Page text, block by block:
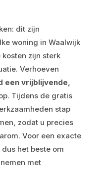
dit zijn
woning in Waalwijk
zijn sterk
Verhoeven
een vrijblijvende,
Tijdens de gratis
stap
zodat u precies
Voor een exacte
het beste om
met